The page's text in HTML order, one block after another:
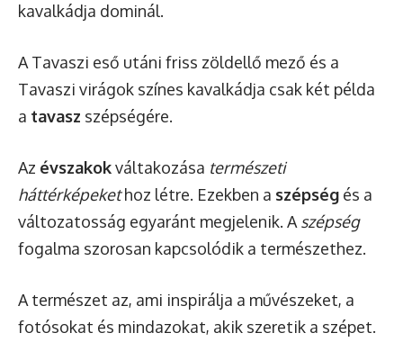
kavalkádja dominál.
A Tavaszi eső utáni friss zöldellő mező és a
Tavaszi virágok színes kavalkádja csak két példa
a tavasz szépségére.
Az évszakokváltakozása természeti
háttérképekethoz létre. Ezekben a szépség és a
változatosság egyaránt megjelenik. A szépség
fogalma szorosan kapcsolódik a természethez.
A természet az, ami inspirálja a művészeket, a
fotósokat és mindazokat, akik szeretik a szépet.